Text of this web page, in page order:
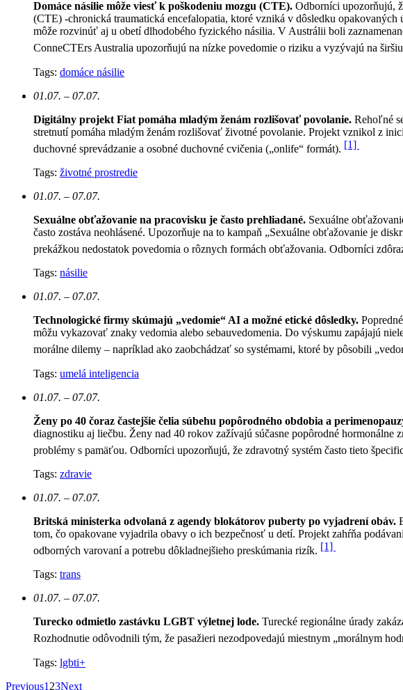
Domáce násilie môže viesť k poškodeniu mozgu (CTE). Odborníci upozorňujú,
(CTE) -chronická traumatická encefalopatia, ktoré vzniká v dôsledku
môže rozvinúť aj u obetí dlhodobého fyzického násilia. V Austrálii boli
ConneCTErs Australia upozorňujú na nízke povedomie o riziku a vyzývajú na
Tags: domáce násilie
01.07. – 07.07.
Digitálny projekt Fiat pomáha mladým ženám rozlišovať povolanie. Rehoľné
stretnutí pomáha mladým ženám rozlišovať životné povolanie. Projekt vznikol z
duchovné sprevádzanie a osobné duchovné cvičenia („onlife“ formát). [1]
Tags: životné prostredie
01.07. – 07.07.
Sexuálne obťažovanie na pracovisku je často prehliadané. Sexuálne
často zostáva neohlásené. Upozorňuje na to kampaň „Sexuálne obťažovanie je
prekážkou nedostatok povedomia o rôznych formách obťažovania. Odborníci
Tags: násilie
01.07. – 07.07.
Technologické firmy skúmajú „vedomie“ AI a možné etické dôsledky.
môžu vykazovať znaky vedomia alebo sebauvedomenia. Do výskumu zapájajú
morálne dilemy – napríklad ako zaobchádzať so systémami, ktoré by pôsobili
Tags: umelá inteligencia
01.07. – 07.07.
Ženy po 40 čoraz častejšie čelia súbehu popôrodného obdobia a
diagnostiku aj liečbu. Ženy nad 40 rokov zažívajú súčasne popôrodné
problémy s pamäťou. Odborníci upozorňujú, že zdravotný systém často tieto
Tags: zdravie
01.07. – 07.07.
Britská ministerka odvolaná z agendy blokátorov puberty po vyjadrení obáv.
tom, čo opakovane vyjadrila obavy o ich bezpečnosť u detí. Projekt zahŕňa
odborných varovaní a potrebu dôkladnejšieho preskúmania rizík. [1]
Tags: trans
01.07. – 07.07.
Turecko odmietlo zastávku LGBT výletnej lode. Turecké regionálne úrady
Rozhodnutie odôvodnili tým, že pasažieri nezodpovedajú miestnym „morálnym
Tags: lgbti+
Previous1 23Next